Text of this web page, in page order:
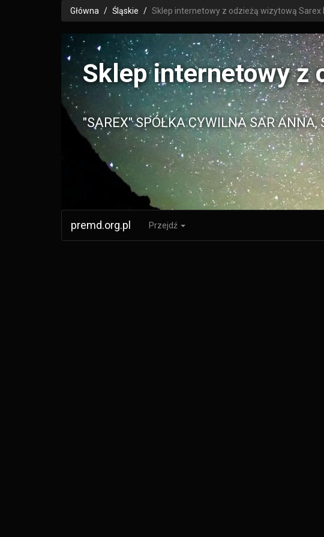
Główna Śląskie Sklep internetowy z odzieżą wizytową Sarex
Sklep internetowy z
"SAREX" SPÓŁKA CYWILNA SAR ANNA,
premd.org.pl Przejdź